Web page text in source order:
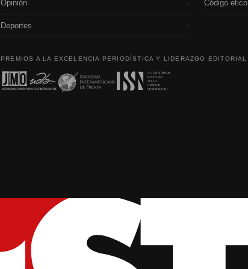
Opinión ›
Deportes ›
Código etico
PREMIOS A LA EXCELENCIA PERIODÍSTICA Y LIDERAZGO EDITORIAL